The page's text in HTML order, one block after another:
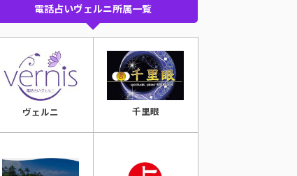
電話占いヴェルニ所属一覧
ヴェルニ 千里眼